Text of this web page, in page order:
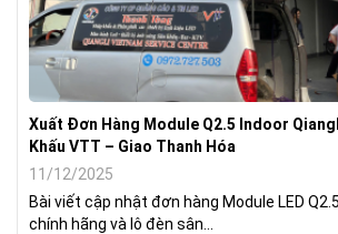
Xuất Đơn Hàng Module Q2.5 Indoor
Khấu VTT – Giao Thanh Hóa
11/12/2025
Bài viết cập nhật đơn hàng Module LED
chính hãng và lô đèn sân...